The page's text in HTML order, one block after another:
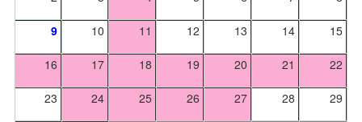
9 10 11 12 13 14 15
16 17 18 19 20 21 22
23 24 25 26 27 28 29